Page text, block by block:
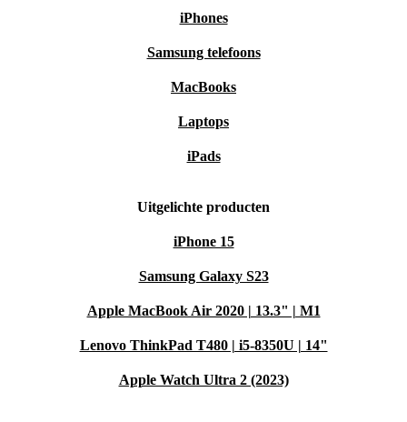
iPhones
Samsung telefoons
MacBooks
Laptops
iPads
Uitgelichte producten
iPhone 15
Samsung Galaxy S23
Apple MacBook Air 2020 | 13.3" | M1
Lenovo ThinkPad T480 | i5-8350U | 14"
Apple Watch Ultra 2 (2023)